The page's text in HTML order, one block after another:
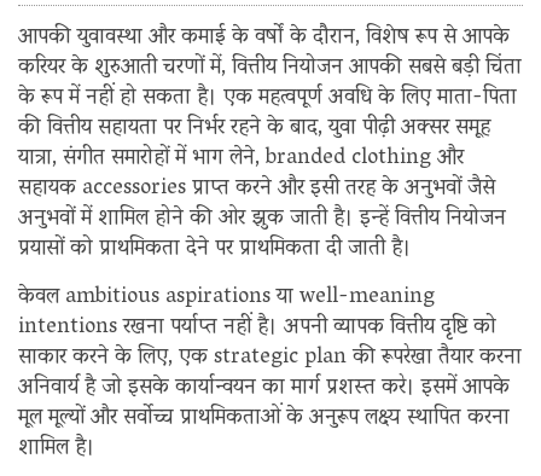
आपकी युवावस्था और कमाई के वर्षों के दौरान, विशेष रूप से आपके
करियर के शुरुआती चरणों में, वित्तीय नियोजन आपकी सबसे बड़ी चिंता
के रूप में नहीं हो सकता है। एक महत्वपूर्ण अवधि के लिए माता-पिता
की वित्तीय सहायता पर निर्भर रहने के बाद, युवा पीढ़ी अक्सर समूह
यात्रा, संगीत समारोहों में भाग लेने, branded clothing और
सहायक accessories प्राप्त करने और इसी तरह के अनुभवों जैसे
अनुभवों में शामिल होने की ओर झुक जाती है। इन्हें वित्तीय नियोजन
प्रयासों को प्राथमिकता देने पर प्राथमिकता दी जाती है।
केवल ambitious aspirations या well-meaning
intentions रखना पर्याप्त नहीं है। अपनी व्यापक वित्तीय दृष्टि को
साकार करने के लिए, एक strategic plan की रूपरेखा तैयार करना
अनिवार्य है जो इसके कार्यान्वयन का मार्ग प्रशस्त करे। इसमें आपके
मूल मूल्यों और सर्वोच्च प्राथमिकताओं के अनुरूप लक्ष्य स्थापित करना
शामिल है।